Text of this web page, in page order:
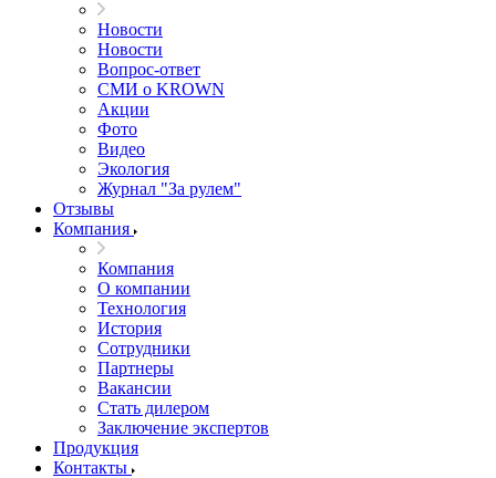
Новости
Новости
Вопрос-ответ
СМИ о KROWN
Акции
Фото
Видео
Экология
Журнал "За рулем"
Отзывы
Компания
Компания
О компании
Технология
История
Сотрудники
Партнеры
Вакансии
Стать дилером
Заключение экспертов
Продукция
Контакты